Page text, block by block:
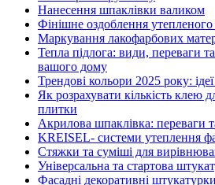
Нанесення шпаклівки валиком
Фінішне оздоблення
Маркування лакофарбових
Тепла підлога: види, переваги
вашого дому
Трендові кольори 2025 року:
Як розрахувати кількість клею
плитки
Акрилова шпаклівка: переваги
KREISEL- системи утеплення
Стяжки та суміші для
Універсальна та стартова
Фасадні декоративні штукатурки